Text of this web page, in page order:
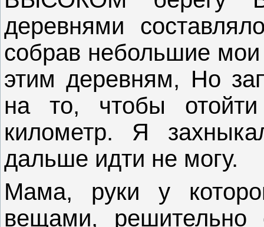
деревнями
собрав небольшие
этим деревням, Но
на то, чтобы
километр. Я
дальше идти не могу.
Мама, руки у
вещами, решительно